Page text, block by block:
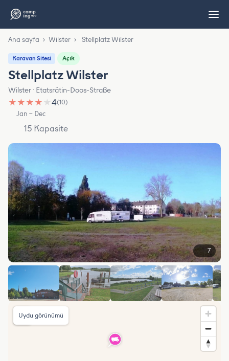
Ana sayfa › Wilster › Stellplatz Wilster
Karavan Sitesi Açık
Stellplatz Wilster
Wilster · Etatsrätin-Doos-Straße
★ ★ ★ ★ ★4(10)
Jan – Dec
15 Kapasite
7
Uydu görünümü